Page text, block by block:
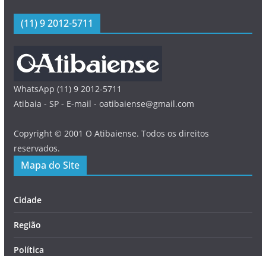
(11) 9 2012-5711
WhatsApp (11) 9 2012-5711
Atibaia - SP - E-mail - oatibaiense@gmail.com
Copyright © 2001 O Atibaiense. Todos os direitos
reservados.
Mapa do Site
Cidade
Região
Política